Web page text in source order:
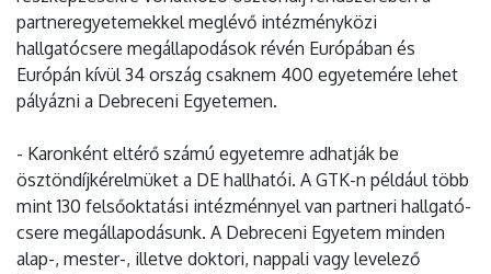
partneregyetemekkel meglévő intézményközi
hallgatócsere megállapodások révén Európában és
Európán kívül 34 ország csaknem 400 egyetemére lehet
pályázni a Debreceni Egyetemen.
- Karonként eltérő számú egyetemre adhatják be
ösztöndíjkérelmüket a DE hallhatói. A GTK-n például több
mint 130 felsőoktatási intézménnyel van partneri hallgató-
csere megállapodásunk. A Debreceni Egyetem minden
alap-, mester-, illetve doktori, nappali vagy levelező